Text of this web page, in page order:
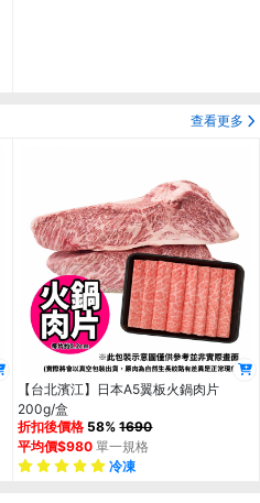
查看更多
【台北濱江】日本A5翼板火鍋肉片
200g/盒
折扣後價格 58%1690
平均價$980 單一規格
冷凍